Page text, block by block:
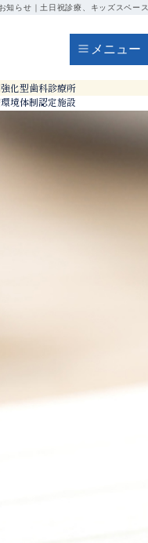
知らせ｜土日祝診療、キッズスペー
メニュー
化型歯科診療所
体制認定施設